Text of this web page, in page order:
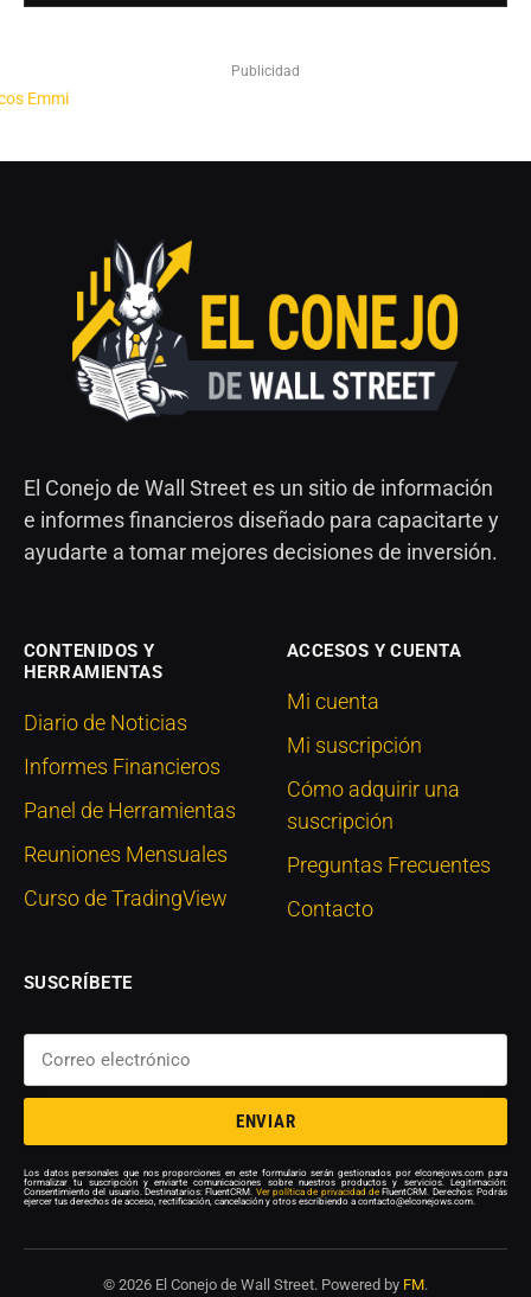
Publicidad
El Conejo de Wall Street es un sitio de información
e informes financieros diseñado para capacitarte y
ayudarte a tomar mejores decisiones de inversión.
CONTENIDOS Y
HERRAMIENTAS
Diario de Noticias
Informes Financieros
Panel de Herramientas
Reuniones Mensuales
Curso de TradingView
ACCESOS Y CUENTA
Mi cuenta
Mi suscripción
Cómo adquirir una
suscripción
Preguntas Frecuentes
Contacto
SUSCRÍBETE
ENVIAR
Los datos personales que nos proporciones en este formulario serán gestionados por elconejows.com para
formalizar tu suscripción y enviarte comunicaciones sobre nuestros productos y servicios. Legitimación:
Consentimiento del usuario. Destinatarios: FluentCRM. Ver política de privacidad de FluentCRM. Derechos: Podrás
ejercer tus derechos de acceso, rectificación, cancelación y otros escribiendo a contacto@elconejows.com.
© 2026 El Conejo de Wall Street. Powered by FM.